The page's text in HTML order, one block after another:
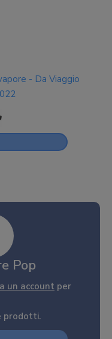
- Da Viaggio
Pop
un account per
prodotti.